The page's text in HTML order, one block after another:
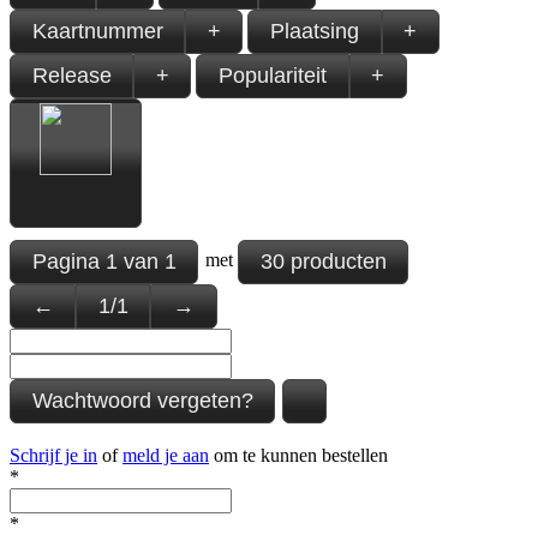
Kaartnummer
+ Plaatsing
+
Release
+ Populariteit +
Pagina1van1 met
30 producten
←
1/1 →
Wachtwoord vergeten?
Schrijf je in ofmeld je aan om te kunnen bestellen
*
*